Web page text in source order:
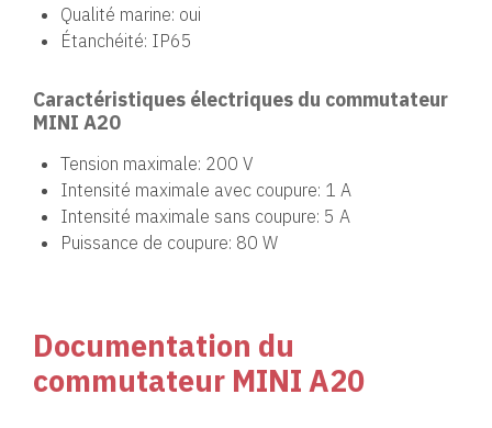
Qualité marine: oui
Étanchéité: IP65
Caractéristiques électriques du commutateur
MINI A20
Tension maximale: 200 V
Intensité maximale avec coupure: 1 A
Intensité maximale sans coupure: 5 A
Puissance de coupure: 80 W
Documentation du
commutateur MINI A20